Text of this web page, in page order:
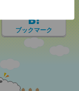
ブックマーク